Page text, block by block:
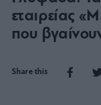
εταιρείας
που
Share this